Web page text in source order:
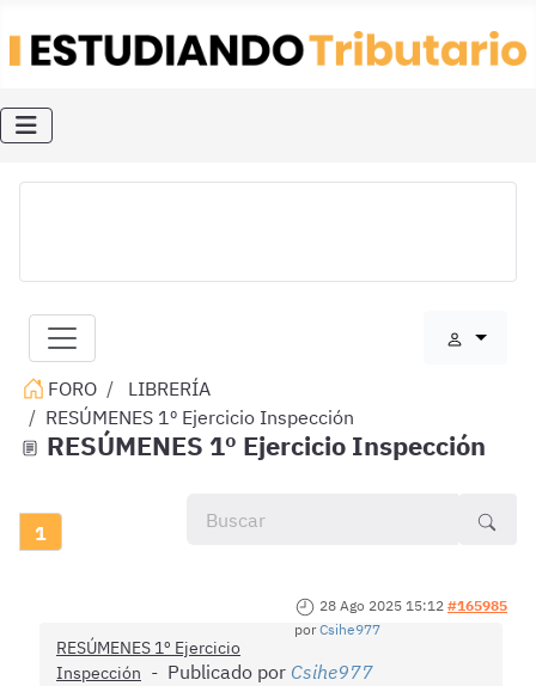
FORO
LIBRERÍA
RESÚMENES 1º Ejercicio Inspección
RESÚMENES 1º Ejercicio Inspección
1
28 Ago 2025 15:12 #165985
porCsihe977
RESÚMENES 1º Ejercicio
Inspección
Publicado por Csihe977